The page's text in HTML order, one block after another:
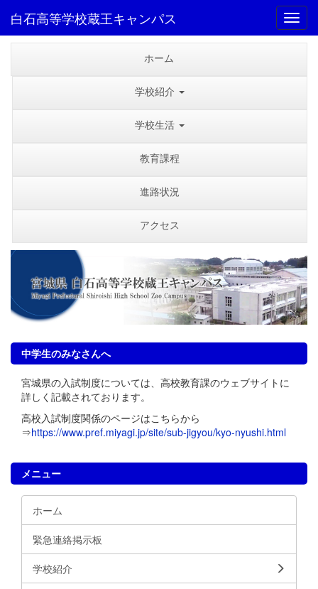
白石高等学校蔵王キャンパス
ホーム
学校紹介
学校生活
教育課程
進路状況
アクセス
中学生のみなさんへ
宮城県の入試制度については、高校教育課のウェブサイトに
詳しく記載されております。
高校入試制度関係のページはこちらから
⇒https://www.pref.miyagi.jp/site/sub-jigyou/kyo-nyushi.html
メニュー
ホーム
緊急連絡掲示板
学校紹介